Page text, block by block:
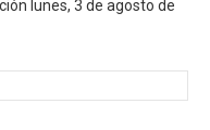
lunes, 3 de agosto de